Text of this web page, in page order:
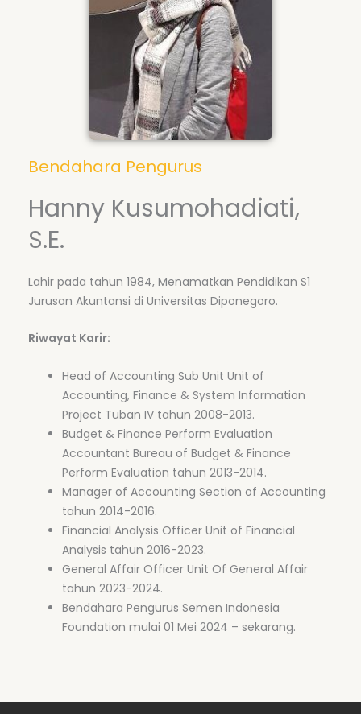
Bendahara Pengurus
Hanny Kusumohadiati,
S.E.
Lahir pada tahun 1984, Menamatkan Pendidikan S1
Jurusan Akuntansi di Universitas Diponegoro.
Riwayat Karir:
Head of Accounting Sub Unit Unit of
Accounting, Finance & System Information
Project Tuban IV tahun 2008-2013.
Budget & Finance Perform Evaluation
Accountant Bureau of Budget & Finance
Perform Evaluation tahun 2013-2014.
Manager of Accounting Section of Accounting
tahun 2014-2016.
Financial Analysis Officer Unit of Financial
Analysis tahun 2016-2023.
General Affair Officer Unit Of General Affair
tahun 2023-2024.
Bendahara Pengurus Semen Indonesia
Foundation mulai 01 Mei 2024 – sekarang.